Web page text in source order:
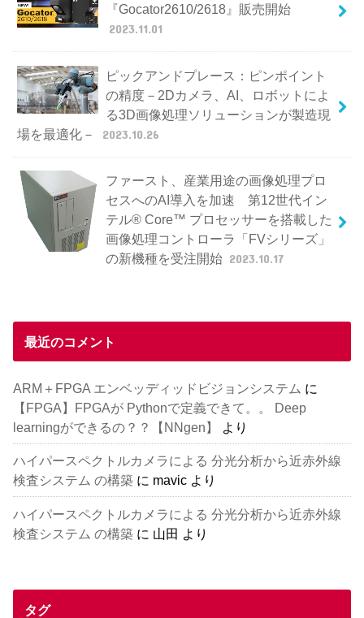
『Gocator2610/2618』販売開始
2023.11.01
ピックアンドプレース：ピンポイント
の精度－2Dカメラ、AI、ロボットによ
る3D画像処理ソリューションが製造現
場を最適化－
2023.10.26
ファースト、産業用途の画像処理プロ
セスへのAI導入を加速 第12世代イン
テル® Core™ プロセッサーを搭載した
画像処理コントローラ「FVシリーズ」
の新機種を受注開始 2023.10.17
最近のコメント
ARM＋FPGA エンベッディッドビジョンシステム に
【FPGA】FPGAが Pythonで定義できて。。 Deep
learningができるの？？【NNgen】
より
ハイパースペクトルカメラによる 分光分析から近赤外線
検査システム の構築 に mavic より
ハイパースペクトルカメラによる 分光分析から近赤外線
検査システム の構築 に 山田 より
タグ